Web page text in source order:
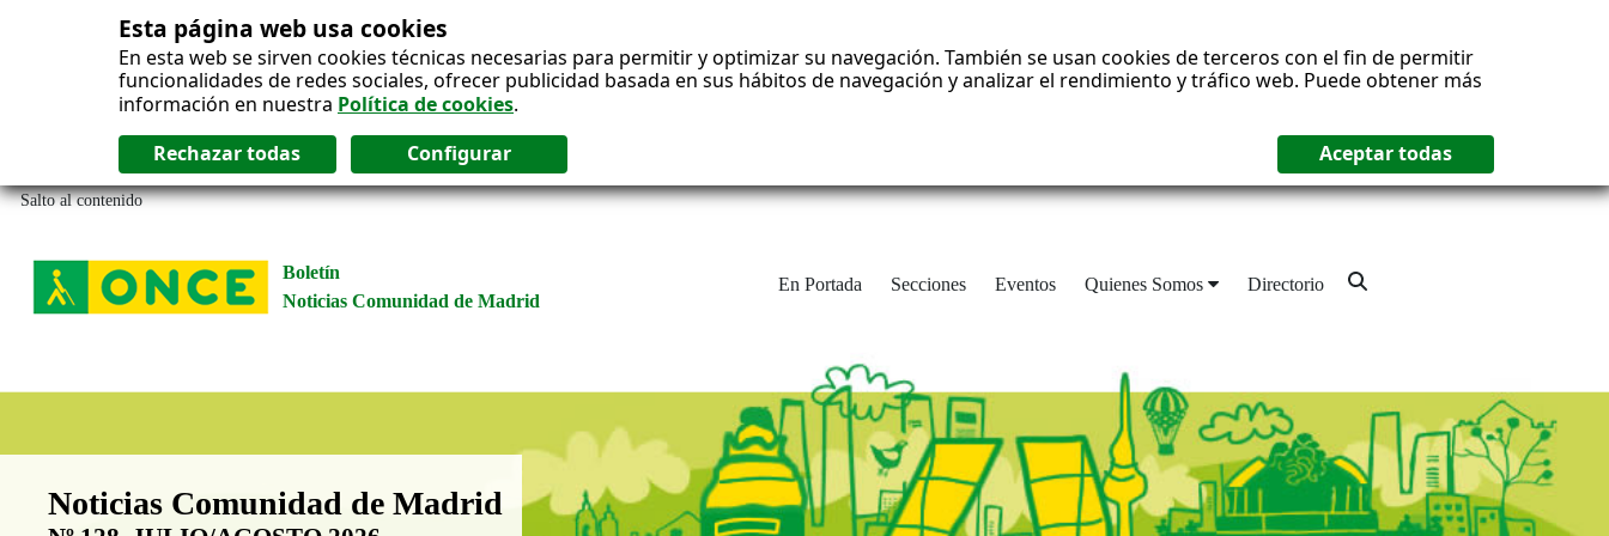
Esta página web usa cookies
En esta web se sirven cookies técnicas necesarias para permitir y optimizar su navegación. También se usan cookies de terceros con el fin de permitir
funcionalidades de redes sociales, ofrecer publicidad basada en sus hábitos de navegación y analizar el rendimiento y tráfico web. Puede obtener más
información en nuestra Política de cookies.
Salto al contenido
Boletín
Noticias Comunidad de Madrid
En Portada Secciones Eventos Quienes Somos Directorio
Boletín Noticias Comunidad de Madrid
Noticias Comunidad de Madrid